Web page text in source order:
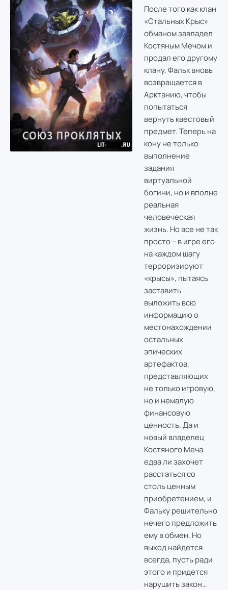
После того как клан
«Стальных Крыс»
обманом завладел
Костяным Мечом и
продал его другому
клану, Фальк вновь
возвращается в
Арктанию, чтобы
попытаться
вернуть квестовый
предмет. Теперь на
кону не только
выполнение
задания
виртуальной
богини, но и вполне
реальная
человеческая
жизнь. Но все не так
просто – в игре его
на каждом шагу
терроризируют
«крысы», пытаясь
заставить
выложить всю
информацию о
местонахождении
остальных
эпических
артефактов,
представляющих
не только игровую,
но и немалую
финансовую
ценность. Да и
новый владелец
Костяного Меча
едва ли захочет
расстаться со
столь ценным
приобретением, и
Фальку решительно
нечего предложить
ему в обмен. Но
выход найдется
всегда, пусть ради
этого и придется
нарушить закон…